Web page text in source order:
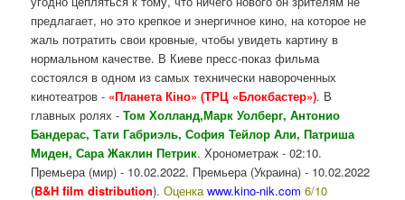
предлагает, но это крепкое и энергичное кино, на которое не
жаль потратить свои кровные, чтобы увидеть картину в
нормальном качестве. В Киеве пресс-показ фильма
состоялся в одном из самых технически навороченных
кинотеатров - «Планета Кіно» (ТРЦ «Блокбастер»). В
главных ролях -Том Холланд,Марк Уолберг, Антонио
Бандерас, Тати Габриэль, София Тейлор Али, Патриша
Миден, Сара Жаклин Петрик. Хронометраж - 02:10.
Премьера (мир) - 10.02.2022. Премьера (Украина) - 10.02.2022
(B&H film distribution).Оценкаwww.kino-nik.com 6/10